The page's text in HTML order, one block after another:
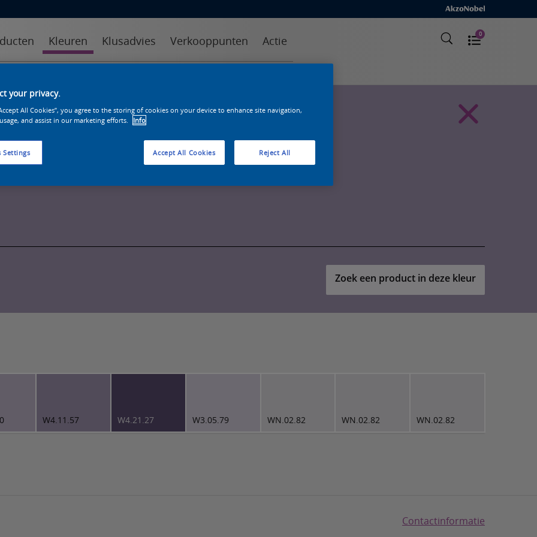
Kleuren Klusadvies Verkooppunten Actie 0
Zoek een product in deze kleur
W4.11.57 W4.21.27 W3.05.79 WN.02.82 WN.02.82 WN.02.82
Contactinformatie
your privacy.
All Cookies”, you agree to the storing of cookies on your device to enhance site navigation,
and assist in our marketing efforts.
Info
Settings Reject All
Accept All Cookies